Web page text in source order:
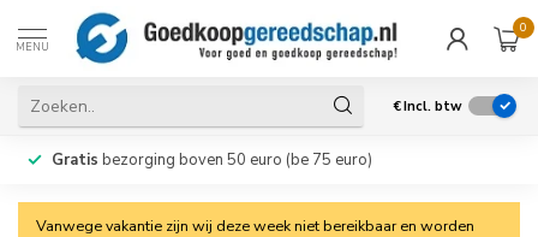
MENU
0
€Incl. btw
Gratis bezorging boven 50 euro (be 75 euro)
Vanwege vakantie zijn wij deze week niet bereikbaar en worden